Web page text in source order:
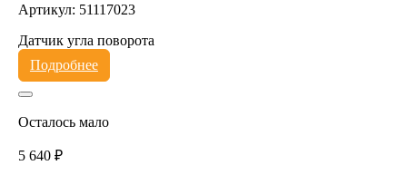
Артикул: 51117023
Датчик угла поворота
Подробнее
Осталось мало
5 640 ₽